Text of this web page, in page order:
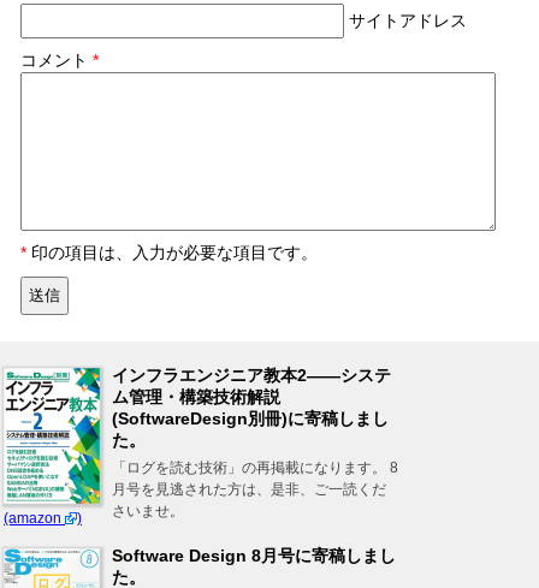
サイトアドレス
コメント *
* 印の項目は、入力が必要な項目です。
(amazon )
インフラエンジニア教本2――システ
ム管理・構築技術解説
(SoftwareDesign別冊)に寄稿しまし
た。
「ログを読む技術」の再掲載になります。 8
月号を見逃された方は、是非、ご一読くだ
さいませ。
Software Design 8月号に寄稿しまし
た。